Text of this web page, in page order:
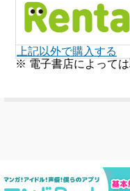
上記以外で購入する
※ 電子書店によって